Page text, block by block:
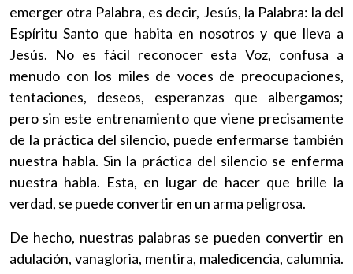
emerger otra Palabra, es decir, Jesús, la Palabra: la del
Espíritu Santo que habita en nosotros y que lleva a
Jesús. No es fácil reconocer esta Voz, confusa a
menudo con los miles de voces de preocupaciones,
tentaciones, deseos, esperanzas que albergamos;
pero sin este entrenamiento que viene precisamente
de la práctica del silencio, puede enfermarse también
nuestra habla. Sin la práctica del silencio se enferma
nuestra habla. Esta, en lugar de hacer que brille la
verdad, se puede convertir en un arma peligrosa.
De hecho, nuestras palabras se pueden convertir en
adulación, vanagloria, mentira, maledicencia, calumnia.